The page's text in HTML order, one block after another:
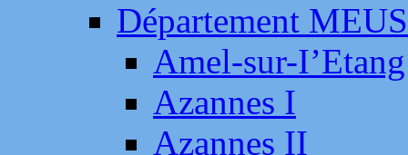
Département
Amel-sur-
Azannes I
Azannes II